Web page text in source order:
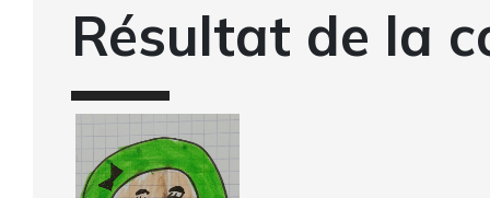
Résultat de la